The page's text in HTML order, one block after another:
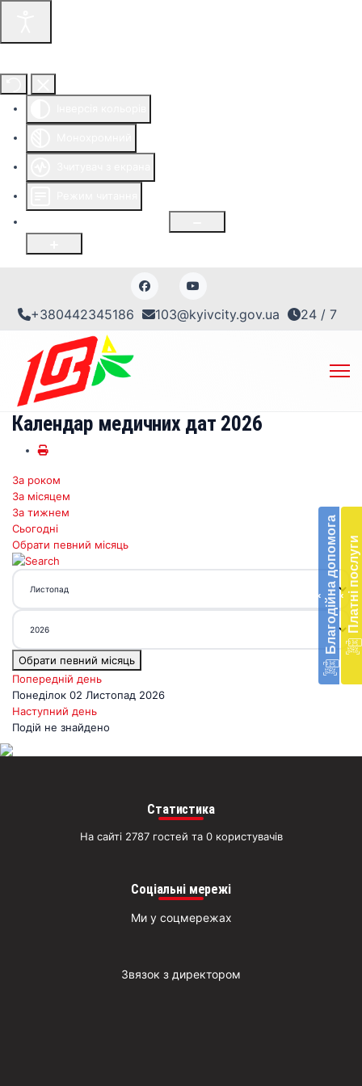
+380442345186 103@kyivcity.gov.ua 24 / 7
‹ Благодійна допомогав
‹ Платні послуги
Календар медичних дат 2026
За роком
За місяцем
За тижнем
Сьогодні
Обрати певний місяць
Обрати певний місяць
Попередній день
Понеділок 02 Листопад 2026
Наступний день
Подій не знайдено
Статистика
На сайті 2787 гостей та 0 користувачів
Соціальні мережі
Ми у соцмережах
Звязок з директором